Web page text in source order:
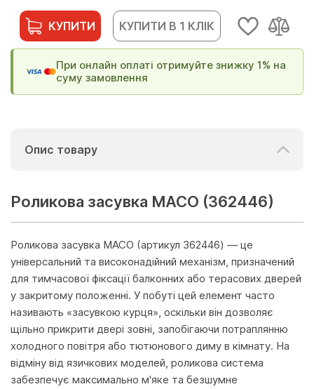
КУПИТИ КУПИТИ В 1 КЛІК
При онлайн оплаті отримуйте знижку 1% на
суму замовлення
Опис товару
Роликова засувка MACO (362446)
Роликова засувка MACO (артикул 362446) — це
універсальний та високонадійний механізм, призначений
для тимчасової фіксації балконних або терасових дверей
у закритому положенні. У побуті цей елемент часто
називають «засувкою курця», оскільки він дозволяє
щільно прикрити двері зовні, запобігаючи потраплянню
холодного повітря або тютюнового диму в кімнату. На
відміну від язичкових моделей, роликова система
забезпечує максимально м'яке та безшумне